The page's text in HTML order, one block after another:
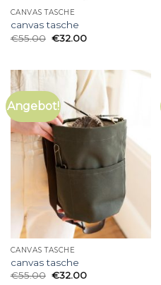
CANVAS TASCHE
canvas tasche
€55.00 €32.00
Angebot!
CANVAS TASCHE
canvas tasche
€55.00 €32.00